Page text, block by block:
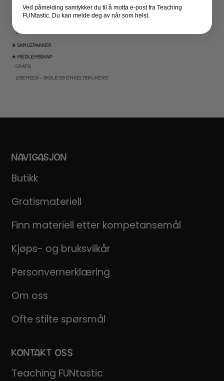
BRAIN BREAKS
DOMINOSPILL
★ SAMLEPAKKER
★ MEDLEMSSKAP
GRATIS
LISENSER – SKOLE OG ENKELTBRUKERE
NAVIGASJON
Butikk
Gratismateriell
Finn materiell etter kompetansemål
Kjøps- og bruksvilkår
Personvernerklæring
Om oss
Ofte stilte spørsmål
KONTAKT OSS
Teaching FUNtastic
Ved påmelding samtykker du til å motta e-post fra Teaching
FUNtastic. Du kan melde deg av når som helst.